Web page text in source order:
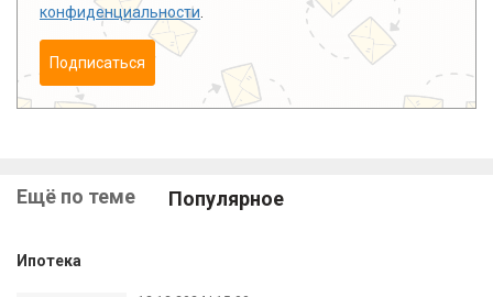
конфиденциальности
Подписаться
Ещё по теме Популярное
Ипотека